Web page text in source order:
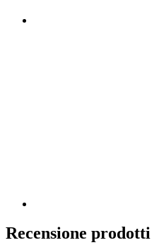
Recensione prodotti